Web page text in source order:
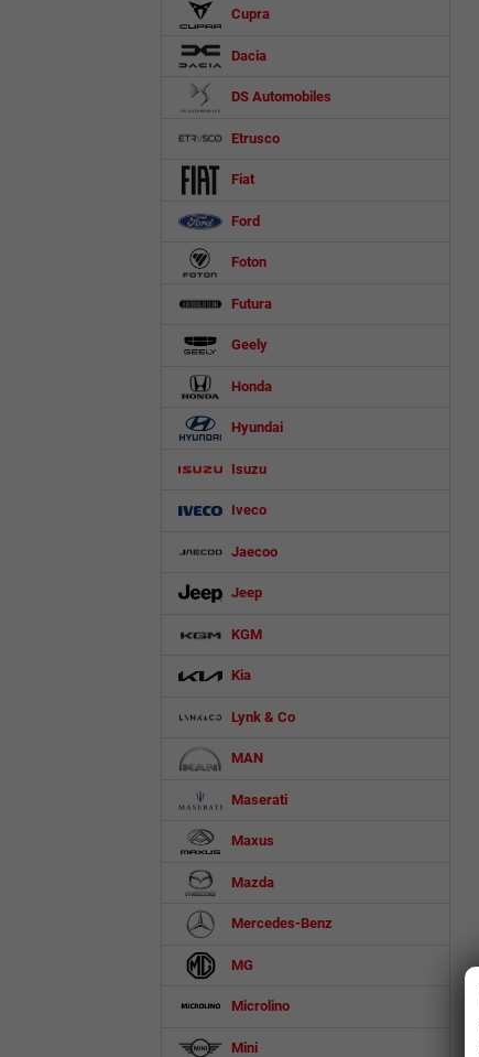
Cupra
Dacia
DS Automobiles
Etrusco
Fiat
Ford
Foton
Futura
Geely
Honda
Hyundai
Isuzu
Iveco
Jaecoo
Jeep
KGM
Kia
Lynk & Co
MAN
Maserati
Maxus
Mazda
Mercedes-Benz
MG
Microlino
Mini